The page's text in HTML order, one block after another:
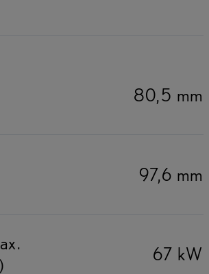
80,5 mm
97,6 mm
67 kW